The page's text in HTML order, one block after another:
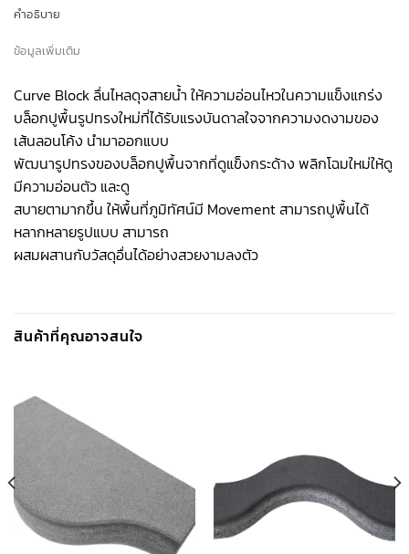
คำอธิบาย
ข้อมูลเพิ่มเติม
Curve Block ลื่นไหลดุจสายน้ำ ให้ความอ่อนไหวในความแข็งแกร่ง
บล็อกปูพื้นรูปทรงใหม่ที่ได้รับแรงบันดาลใจจากความงดงามของ
เส้นลอนโค้ง นำมาออกแบบ
พัฒนารูปทรงของบล็อกปูพื้นจากที่ดูแข็งกระด้าง พลิกโฉมใหม่ให้ดู
มีความอ่อนตัว และดู
สบายตามากขึ้น ให้พื้นที่ภูมิทัศน์มี Movement สามารถปูพื้นได้
หลากหลายรูปแบบ สามารถ
ผสมผสานกับวัสดุอื่นได้อย่างสวยงามลงตัว
สินค้าที่คุณอาจสนใจ